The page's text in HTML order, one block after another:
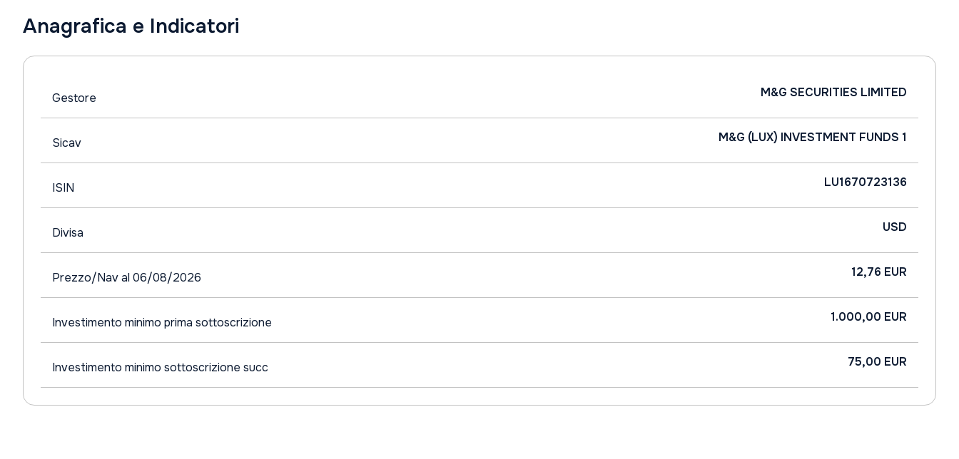
Anagrafica e Indicatori
Gestore M&G SECURITIES LIMITED
Sicav M&G (LUX) INVESTMENT FUNDS 1
ISIN LU1670723136
Divisa USD
Prezzo/Nav al 06/08/2026 12,76 EUR
Investimento minimo prima sottoscrizione 1.000,00 EUR
Investimento minimo sottoscrizione succ 75,00 EUR